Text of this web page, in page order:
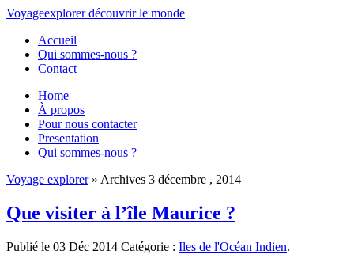
Voyageexplorer découvrirle monde
Accueil
Qui sommes-nous ?
Contact
Home
À propos
Pour nous contacter
Presentation
Qui sommes-nous ?
Voyage explorer» Archives 3 décembre , 2014
Que visiter à l’île Maurice ?
Publié le 03 Déc 2014 Catégorie : Iles de l'Océan Indien.